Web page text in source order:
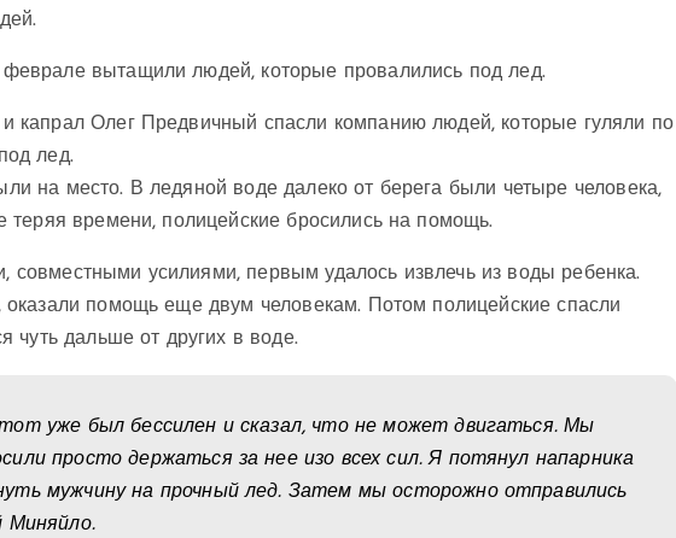
вытащили людей, которые провалились под лед.
капрал Олег Предвичный спасли компанию людей, которые гуляли по
лед.
на место. В ледяной воде далеко от берега были четыре человека,
теряя времени, полицейские бросились на помощь.
усилиями, первым удалось извлечь из воды ребенка.
помощь еще двум человекам. Потом полицейские спасли
чуть дальше от других в воде.
уже был бессилен и сказал, что не может двигаться. Мы
просто держаться за нее изо всех сил. Я потянул напарника
мужчину на прочный лед. Затем мы осторожно отправились
Миняйло.